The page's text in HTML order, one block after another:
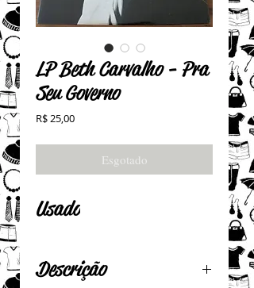
LP Beth Carvalho - Pra
Seu Governo
R$ 25,00Preço
Esgotado
Usado
Descrição